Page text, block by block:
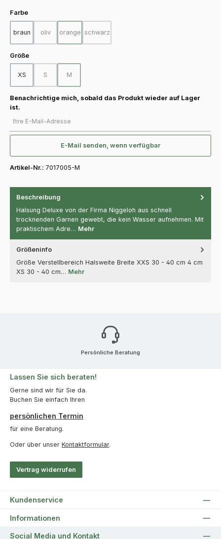
Farbeauswählen
braun oliv
(Diese Option ist zurzeit nicht verfügbar.)
orange
(Diese Option ist zurzeit nicht verfügbar.)
schwarz
(Diese Option ist zurzeit nicht verfügbar.)
Größeauswählen
XS S
(Diese Option ist zurzeit nicht verfügbar.)
M
(Diese Option ist zurzeit nicht verfügbar.)
Benachrichtige mich, sobald das Produkt wieder auf Lager
ist.
E-Mail senden, wenn verfügbar
Artikel-Nr.: 7017005-M
Beschreibung
Halsung Deluxe von der Firma Niggeloh aus schnell
trocknenden Garnen gewebt, die kein Wasser aufnehmen. Mit
praktischem Adre… Mehr
Größeninfo
Größe Verstellbereich Halsweite Breite XXS 30 - 40 cm 4 cm
XS 30 - 40 cm… Mehr
Persönliche Beratung
Lassen Sie sich beraten!
Gerne sind wir für Sie da.
Buchen Sie einfach Ihren
persönlichen Termin
für eine Beratung.
Oder über unser Kontaktformular.
Vertrag widerrufen
Kundenservice
Informationen
Social Media und Kontakt